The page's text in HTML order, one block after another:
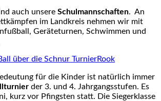
auch unsere Schulmannschaften. An
im Landkreis nehmen wir mit
Geräteturnen, Schwimmen und
Rook
für die Kinder ist natürlich immer
der 3. und 4. Jahrgangsstufen. Es
kurz vor Pfingsten statt. Die Siegerklasse